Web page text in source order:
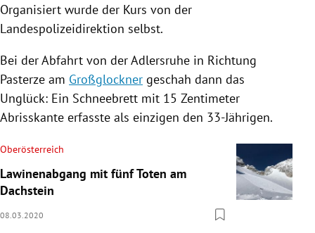
Organisiert wurde der Kurs von der
Landespolizeidirektion selbst.
Bei der Abfahrt von der Adlersruhe in Richtung
Pasterze am Großglockner geschah dann das
Unglück: Ein Schneebrett mit 15 Zentimeter
Abrisskante erfasste als einzigen den 33-Jährigen.
Oberösterreich
Lawinenabgang mit fünf Toten am
Dachstein
08.03.2020